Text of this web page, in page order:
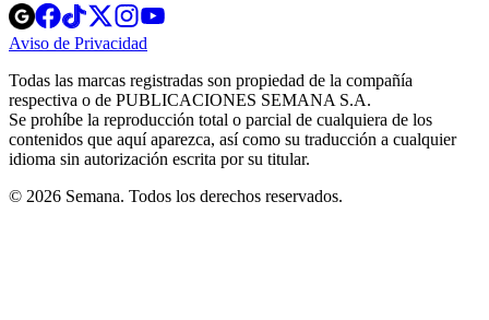
Opens
in
new
Opens
in
new
Opens
in
new
window
Opens
new
windowwindow
Aviso de Privacidad
new
window
Todas las marcas registradas son propiedad de la compañía
respectiva o de PUBLICACIONES SEMANA S.A.
Se prohíbe la reproducción total o parcial de cualquiera de los
contenidos que aquí aparezca, así como su traducción a cualquier
idioma sin autorización escrita por su titular.
© 2026 Semana. Todos los derechos reservados.